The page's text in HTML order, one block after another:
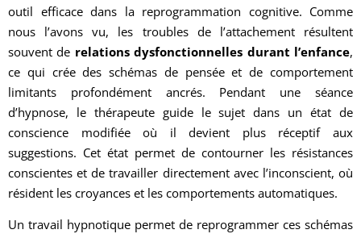
outil efficace dans la reprogrammation cognitive. Comme
nous l’avons vu, les troubles de l’attachement résultent
souvent de relations dysfonctionnelles durant l’enfance,
ce qui crée des schémas de pensée et de comportement
limitants profondément ancrés. Pendant une séance
d’hypnose, le thérapeute guide le sujet dans un état de
conscience modifiée où il devient plus réceptif aux
suggestions. Cet état permet de contourner les résistances
conscientes et de travailler directement avec l’inconscient, où
résident les croyances et les comportements automatiques.
Un travail hypnotique permet de reprogrammer ces schémas